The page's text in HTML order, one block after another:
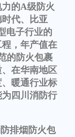
的A级防火
代、比亚
电子行业的
，年产值在
的防火包裹
在华南地区
暖通行业标
四川消防行
排烟防火包